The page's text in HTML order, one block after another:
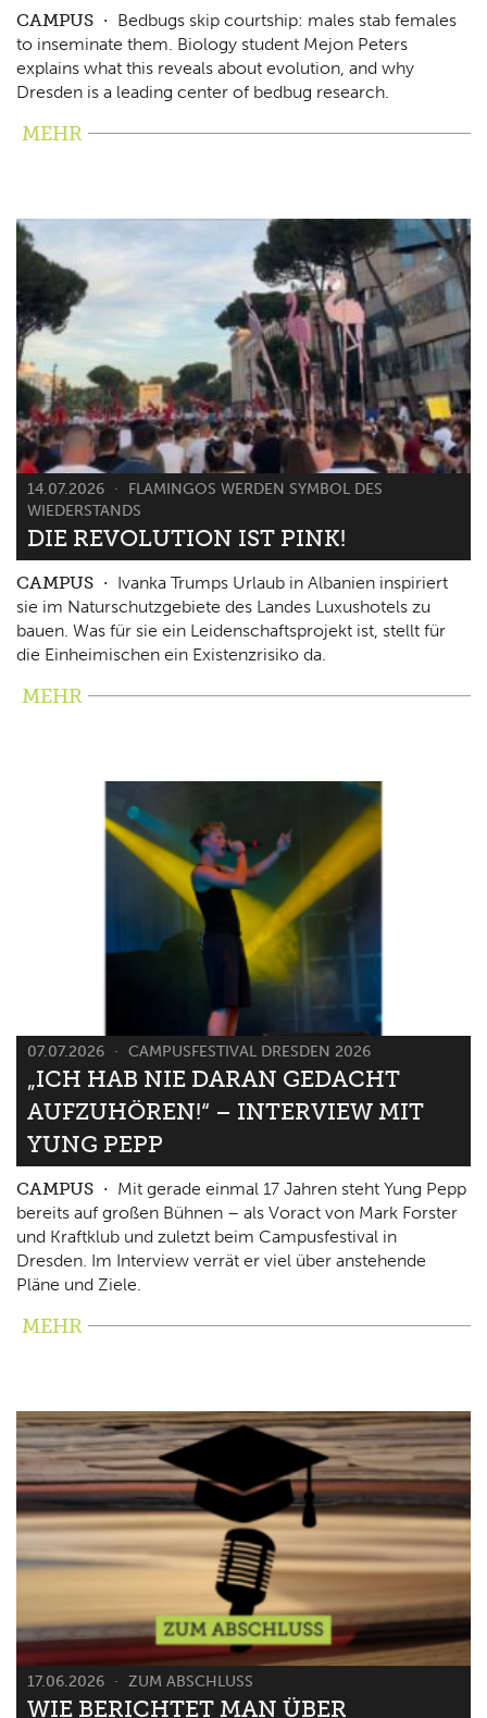
CAMPUS
Bedbugs skip courtship: males stab females
to inseminate them. Biology student Mejon Peters
explains what this reveals about evolution, and why
Dresden is a leading center of bedbug research.
MEHR
14.07.2026
FLAMINGOS WERDEN SYMBOL DES
WIEDERSTANDS
DIE REVOLUTION IST PINK!
CAMPUS
Ivanka Trumps Urlaub in Albanien inspiriert
sie im Naturschutzgebiete des Landes Luxushotels zu
bauen. Was für sie ein Leidenschaftsprojekt ist, stellt für
die Einheimischen ein Existenzrisiko da.
MEHR
07.07.2026 CAMPUSFESTIVAL DRESDEN 2026
„ICH HAB NIE DARAN GEDACHT
AUFZUHÖREN!“ – INTERVIEW MIT
YUNG PEPP
CAMPUS
Mit gerade einmal 17 Jahren steht Yung Pepp
bereits auf großen Bühnen – als Voract von Mark Forster
und Kraftklub und zuletzt beim Campusfestival in
Dresden. Im Interview verrät er viel über anstehende
Pläne und Ziele.
MEHR
17.06.2026 ZUM ABSCHLUSS
WIE BERICHTET MAN ÜBER